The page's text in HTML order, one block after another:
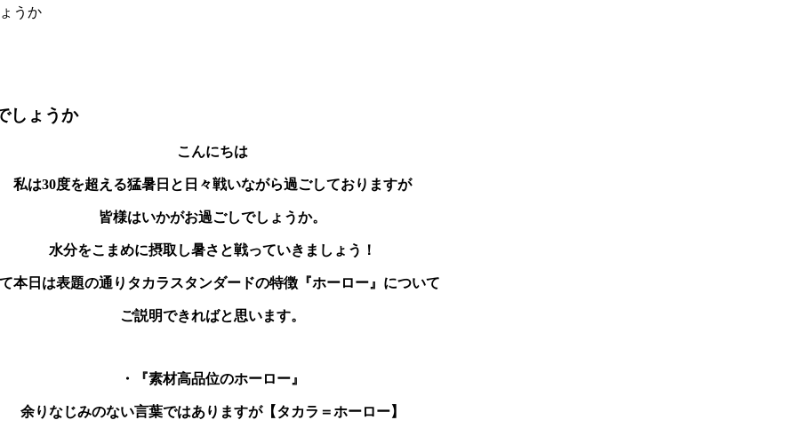
うか
しょうか
こんにちは
私は30度を超える猛暑日と日々戦いながら過ごしておりますが
皆様はいかがお過ごしでしょうか。
水分をこまめに摂取し暑さと戦っていきましょう！
本日は表題の通りタカラスタンダードの特徴『ホーロー』について
ご説明できればと思います。
・『素材高品位のホーロー』
余りなじみのない言葉ではありますが【タカラ＝ホーロー】